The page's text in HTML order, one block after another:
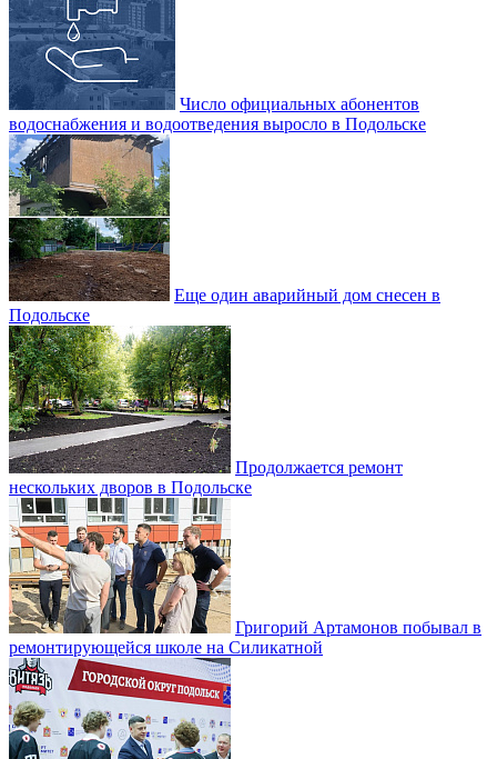
Число официальных абонентов
водоснабжения и водоотведения выросло в Подольске
Еще один аварийный дом снесен в
Подольске
Продолжается ремонт
нескольких дворов в Подольске
Григорий Артамонов побывал в
ремонтирующейся школе на Силикатной